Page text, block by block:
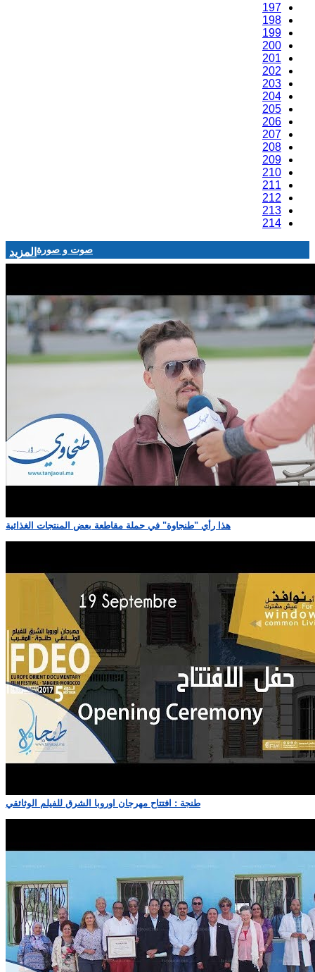
197
198
199
200
201
202
203
204
205
206
207
208
209
210
211
212
213
214
المزيد صوت و صورة
هذا رأي "طنجاوة" في حملة مقاطعة بعض المنتجات الغذائية
طنجة : افتتاح مهرجان اوروبا الشرق للفيلم الوثائقي